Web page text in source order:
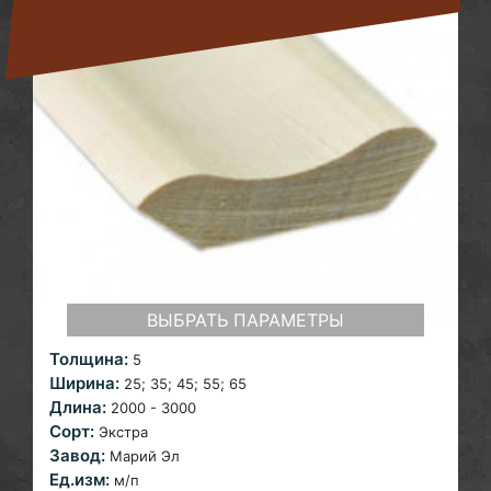
ВЫБРАТЬ ПАРАМЕТРЫ
Толщина: 5
Ширина: 25; 35; 45; 55; 65
Длина: 2000 - 3000
Сорт: Экстра
Завод: Марий Эл
Ед.изм: м/п